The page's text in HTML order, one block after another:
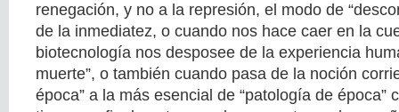
renegación, y no a la represión, el modo de
de la inmediatez, o cuando nos hace caer en la
biotecnología nos desposee de la experiencia
muerte”, o también cuando pasa de la noción
época” a la más esencial de “patología de época”